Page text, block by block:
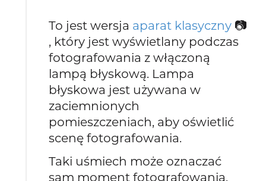
To jest wersja aparat klasyczny 📷
, który jest wyświetlany podczas
fotografowania z włączoną
lampą błyskową. Lampa
błyskowa jest używana w
zaciemnionych
pomieszczeniach, aby oświetlić
scenę fotografowania.
Taki uśmiech może oznaczać
sam moment fotografowania,